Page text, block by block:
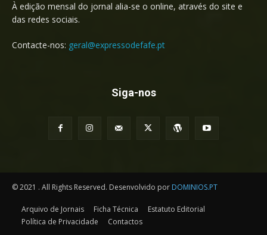
À edição mensal do jornal alia-se o online, através do site e
das redes sociais.
Contacte-nos: geral@expressodefafe.pt
Siga-nos
© 2021 . All Rights Reserved. Desenvolvido por DOMINIOS.PT
Arquivo de Jornais Ficha Técnica
Estatuto Editorial
Política de Privacidade
Contactos